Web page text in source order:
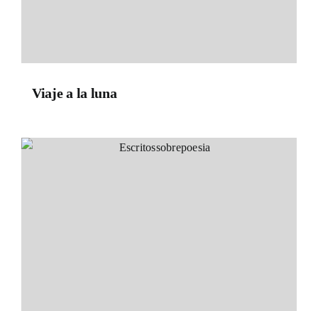
Viaje a la luna